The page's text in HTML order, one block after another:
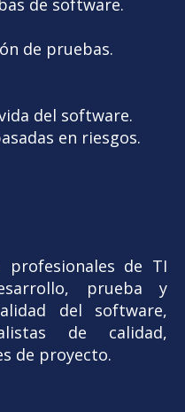
de pruebas.
del software.
en riesgos.
de TI
prueba y
del software,
de calidad,
de proyecto.